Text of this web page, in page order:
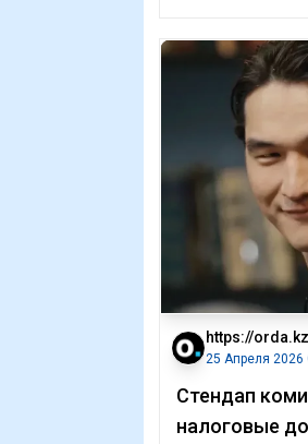
https://orda.kz
25 Апреля 2026
Стендап
налоговые